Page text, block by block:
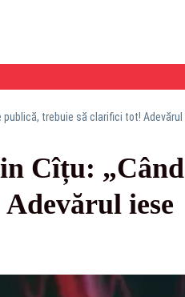
Cîțu: „Când
iese